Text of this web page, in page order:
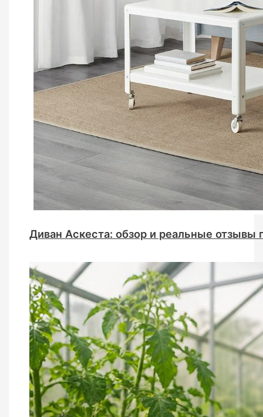
Диван Аскеста: обзор и реальные отзывы